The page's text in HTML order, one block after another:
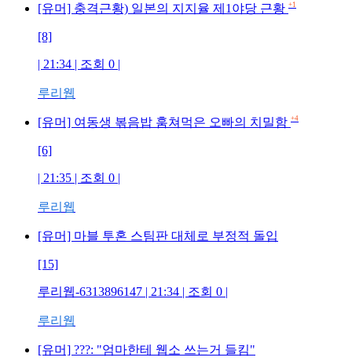
[유머] 충격근황) 일본의 지지율 제1야당 근황 +1
[8]
| 21:34 | 조회 0 |
루리웹
[유머] 여동생 볶음밥 훔쳐먹은 오빠의 치밀함 +4
[6]
| 21:35 | 조회 0 |
루리웹
[유머] 마블 투혼 스팀판 대체로 부정적 돌입
[15]
루리웹-6313896147 | 21:34 | 조회 0 |
루리웹
[유머] ???: "엄마한테 웹소 쓰는거 들킴"